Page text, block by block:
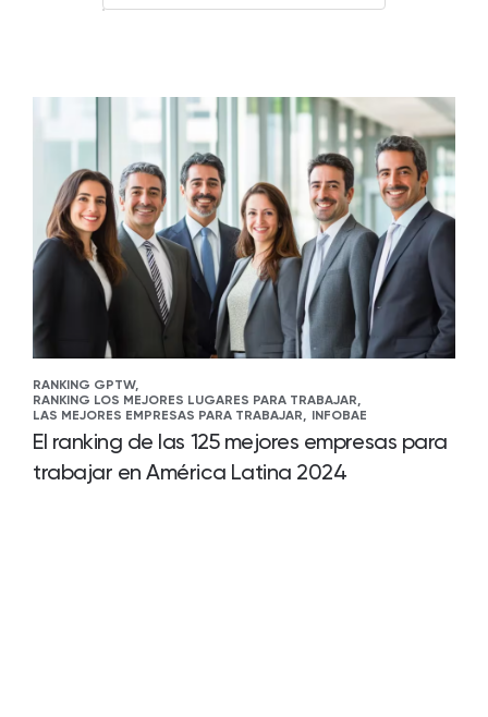
RANKING GPTW,
RANKING LOS MEJORES LUGARES PARA TRABAJAR,
LAS MEJORES EMPRESAS PARA TRABAJAR, INFOBAE
El ranking de las 125 mejores empresas para
trabajar en América Latina 2024